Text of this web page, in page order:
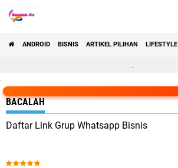
ANDROID BISNIS ARTIKEL PILIHAN LIFESTYLE
BACALAH
Daftar Link Grup Whatsapp Bisnis